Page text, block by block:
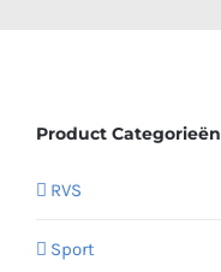
Product Categorieën
RVS
Sport